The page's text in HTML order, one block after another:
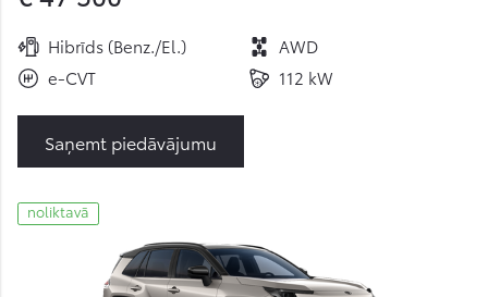
Hibrīds (Benz./El.)
AWD
e-CVT
112 kW
Saņemt piedāvājumu
noliktavā